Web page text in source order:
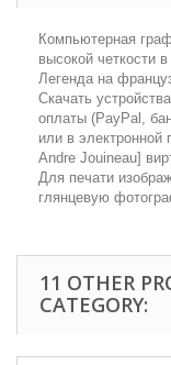
Компьютерная
высокой четкости
Легенда на
Скачать
оплаты (PayPal,
или в электронной
Аndre Jouineau]
Для печати
глянцевую
11 OTHER
CATEGORY: